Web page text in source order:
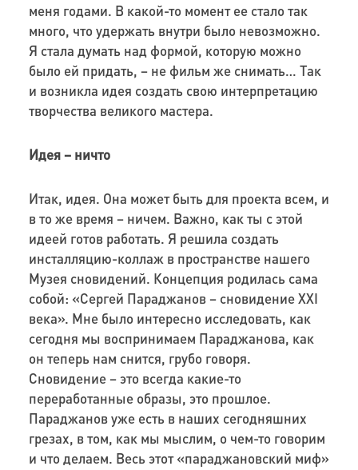
меня годами. В какой-то момент ее стало так
много, что удержать внутри было невозможно.
Я стала думать над формой, которую можно
было ей придать, – не фильм же снимать… Так
и возникла идея создать свою интерпретацию
творчества великого мастера.
Идея – ничто
Итак, идея. Она может быть для проекта всем, и
в то же время – ничем. Важно, как ты с этой
идеей готов работать. Я решила создать
инсталляцию-коллаж в пространстве нашего
Музея сновидений. Концепция родилась сама
собой: «Сергей Параджанов – сновидение XXI
века». Мне было интересно исследовать, как
сегодня мы воспринимаем Параджанова, как
он теперь нам снится, грубо говоря.
Сновидение – это всегда какие-то
переработанные образы, это прошлое.
Параджанов уже есть в наших сегодняшних
грезах, в том, как мы мыслим, о чем-то говорим
и что делаем. Весь этот «параджановский миф»